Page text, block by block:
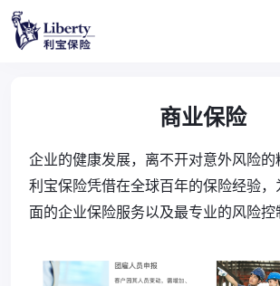
商业保险
企业的健康发展，离不开对意外风险的
利宝保险凭借在全球百年的保险经验
面的企业保险服务以及最专业的风险控